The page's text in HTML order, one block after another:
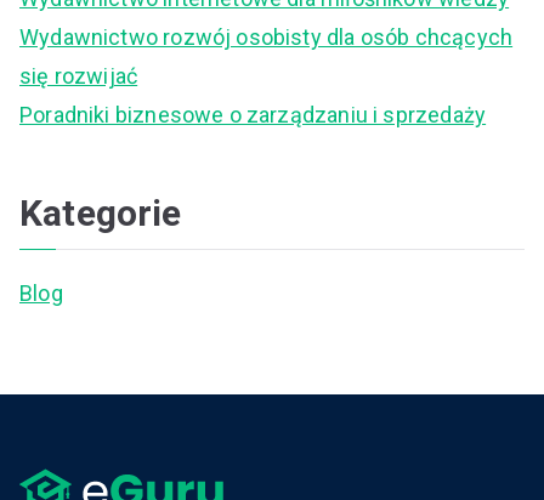
Wydawnictwo rozwój osobisty dla osób chcących
się rozwijać
Poradniki biznesowe o zarządzaniu i sprzedaży
Kategorie
Blog